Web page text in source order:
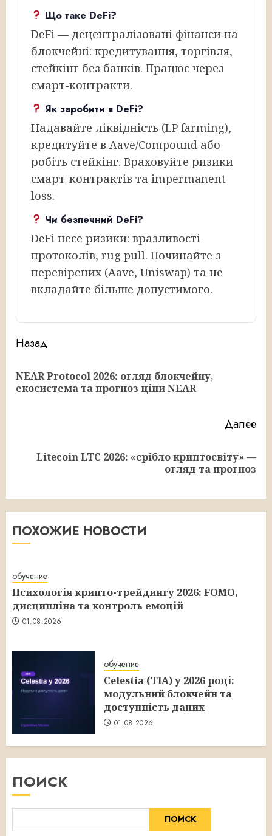
Що таке DeFi?
DeFi — децентралізовані фінанси на
блокчейні: кредитування, торгівля,
стейкінг без банків. Працює через
смарт-контракти.
Як заробити в DeFi?
Надавайте ліквідність (LP farming),
кредитуйте в Aave/Compound або
робіть стейкінг. Враховуйте ризики
смарт-контрактів та impermanent
loss.
Чи безпечний DeFi?
DeFi несе ризики: вразливості
протоколів, rug pull. Починайте з
перевірених (Aave, Uniswap) та не
вкладайте більше допустимого.
Продолжить
Назад
NEAR Protocol 2026: огляд блокчейну,
екосистема та прогноз ціни NEAR
Далее
Следующая
Litecoin LTC 2026: «срібло криптосвіту» —
огляд та прогноз
ПОХОЖИЕ НОВОСТИ
обучение
Психологія крипто-трейдингу 2026: FOMO,
дисципліна та контроль емоцій
01.08.2026
обучение
Celestia (TIA) у 2026 році:
модульний блокчейн та
доступність даних
01.08.2026
ПОИСК
ПОИСК